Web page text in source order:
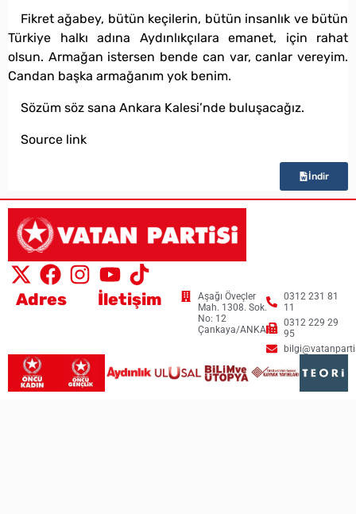
Fikret ağabey, bütün keçilerin, bütün insanlık ve bütün
Türkiye halkı adına Aydınlıkçılara emanet, için rahat
olsun. Armağan istersen bende can var, canlar vereyim.
Candan başka armağanım yok benim.
Sözüm söz sana Ankara Kalesi’nde buluşacağız.
Source link
İndir
Adres
Aşağı Öveçler
Mah. 1308. Sok.
No: 12
Çankaya/ANKARA
İletişim
0312 231 81
11
0312 229 29
95